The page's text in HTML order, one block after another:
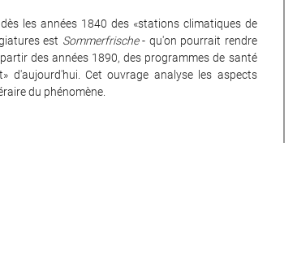
les années 1840 des «stations climatiques de
est Sommerfrische- qu'on pourrait rendre
des années 1890, des programmes de santé
d'aujourd'hui. Cet ouvrage analyse les aspects
du phénomène.